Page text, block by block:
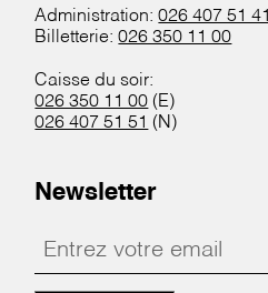
Administration:026 407 51 41
Billetterie:026 350 11 00
Caisse du soir:
026 350 11 00 (E)
026 407 51 51 (N)
Newsletter